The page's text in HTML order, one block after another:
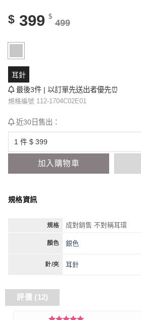
$ 399 $
499
耳針
最後3件 | 以訂單先送出者優先⏰
規格編號 112-1704C02E01
近30日售出：
加入購物車
規格資訊
規格 成對銷售 不對稱耳環
顏色 銀色
針/夾 耳針
評價 (12)